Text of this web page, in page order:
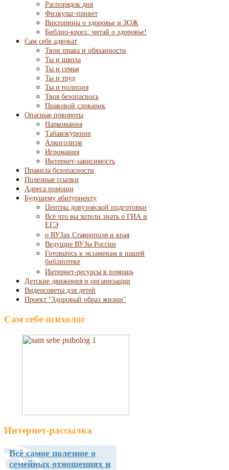
Распорядок дня
Физкульт-привет
Викторины о здоровье и ЗОЖ
Библио-кросс: читай о здоровье!
Сам себе адвокат
Твои права и обязанности
Ты и школа
Ты и семья
Ты и труд
Ты и полиция
Твоя безопаснось
Правовой словарик
Опасные повороты
Наркомания
Табакокурение
Алкоголизм
Игромания
Интернет-зависимость
Правила безопасности
Полезные ссылки
Адреса помощи
Будущему абитуриенту
Центры довузовской подготовки
Всё что вы хотели знать о ГИА и
ЕГЭ
о ВУЗах Ставрополя и края
Ведущие ВУЗы России
Готовьтесь к экзаменам в нашей
библиотеке
Интернет-ресурсы в помощь
Детские движения и организации
Видеосоветы для детей
Проект "Здоровый образ жизни"
Сам себе психолог
Интернет-рассылка
Всё самое полезное о
семейных отношениях и